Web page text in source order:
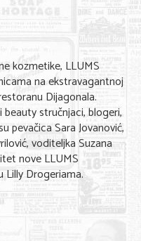
kozmetike, LLUMS
na ekstravagantnoj
Dijagonala.
stručnjaci, blogeri,
pevačica Sara Jovanović,
voditeljka Suzana
nove LLUMS
Lilly Drogeriama.